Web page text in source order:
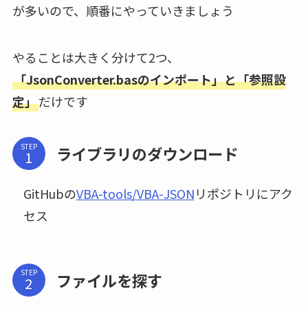
が多いので、順番にやっていきましょう
やることは大きく分けて2つ、
「JsonConverter.basのインポート」と「参照設
定」だけです
STEP ライブラリのダウンロード
GitHubのVBA-tools/VBA-JSONリポジトリにアク
セス
STEP ファイルを探す